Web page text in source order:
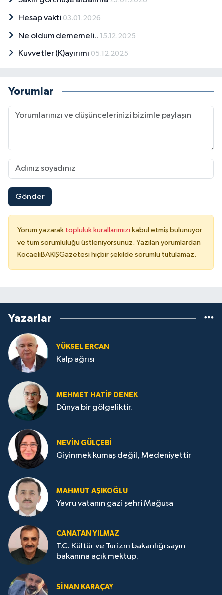
Hesap vakti 03.01.2026
Ne oldum dememeli.. 15.12.2025
Kuvvetler (K)ayırımı 05.12.2025
Yorumlar
Gönder
Yorum yazarak topluluk kurallarımızı kabul etmiş bulunuyor
ve tüm sorumluluğu üstleniyorsunuz. Yazılan yorumlardan
KocaeliBAKIŞGazetesi hiçbir şekilde sorumlu tutulamaz.
Yazarlar
YÜKSEL ERCAN
Kalp ağrısı
MEHMET HATİP DENEK
Dünya bir gölgeliktir.
NEVİN GÜLÇEBİ
Giyinmek kumaş değil, Medeniyettir
MAHMUT AŞIKOĞLU
Yavru vatanın gazi şehri Mağusa
CANATAN YILMAZ
T.C. Kültür ve Turizm bakanlığı sayın
bakanına açık mektup.
SİNAN KARAÇAY